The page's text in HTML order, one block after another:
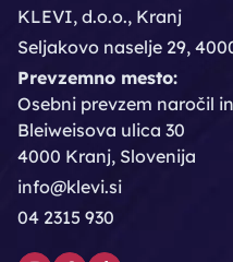
KLEVI, d.o.o., Kranj
Seljakovo naselje 29,
Prevzemno mesto:
Osebni prevzem naročil
Bleiweisova ulica 30
4000 Kranj, Slovenija
info@klevi.si
04 2315 930